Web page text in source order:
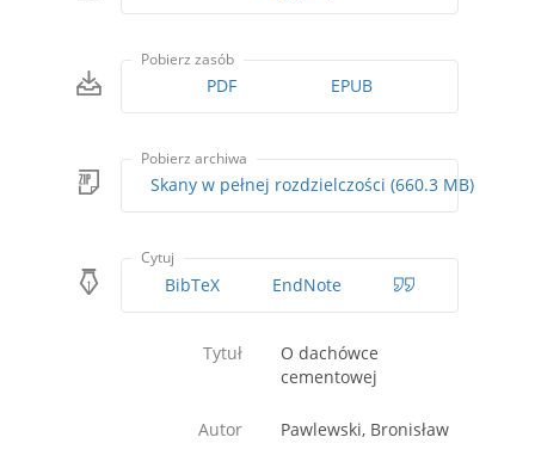
Pobierz zasób
PDF EPUB
Pobierz archiwa
Skany w pełnej rozdzielczości (660.3 MB)
Cytuj
BibTeX EndNote
Tytuł
O dachówce
cementowej
Autor Pawlewski, Bronisław